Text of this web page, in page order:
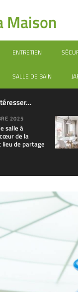
Maison
ENTRETIEN
SALLE DE BAIN
2025
salle à
de la
lieu de partage